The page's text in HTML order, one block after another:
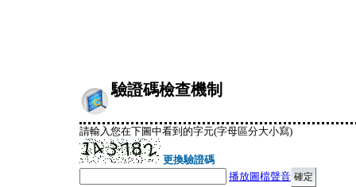
驗證碼檢查機制
請輸入您在下圖中看到的字元(字母區分大小寫)
更換驗證碼
播放圖檔聲音